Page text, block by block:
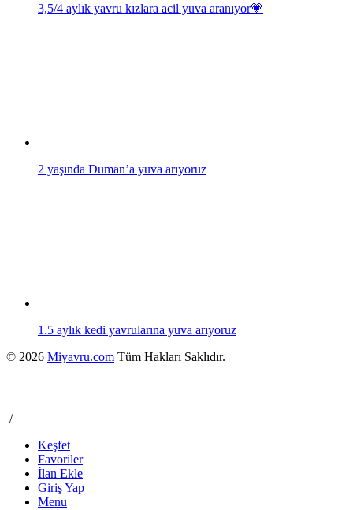
3,5/4 aylık yavru kızlara acil yuva aranıyor💗
2 yaşında Duman’a yuva arıyoruz
1.5 aylık kedi yavrularına yuva arıyoruz
© 2026 Miyavru.com Tüm Hakları Saklıdır.
/
Keşfet
Favoriler
İlan Ekle
Giriş Yap
Menu